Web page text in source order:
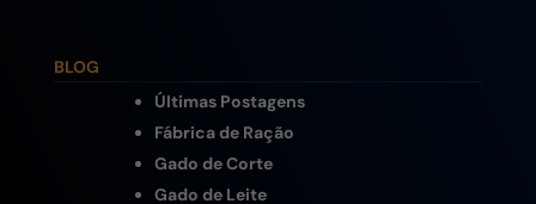
BLOG
Últimas Postagens
Fábrica de Ração
Gado de Corte
Gado de Leite